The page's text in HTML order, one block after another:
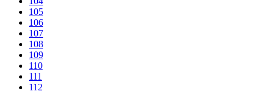
105
106
107
108
109
110
111
112